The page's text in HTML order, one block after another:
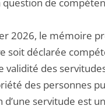
de
2026, le mémoire
soit déclarée
des
des personnes
servitude est